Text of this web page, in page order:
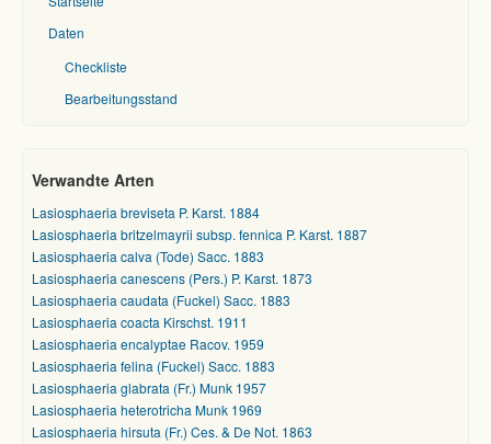
Daten
Checkliste
Bearbeitungsstand
Verwandte Arten
Lasiosphaeria breviseta P. Karst. 1884
Lasiosphaeria britzelmayrii subsp. fennica P. Karst. 1887
Lasiosphaeria calva (Tode) Sacc. 1883
Lasiosphaeria canescens (Pers.) P. Karst. 1873
Lasiosphaeria caudata (Fuckel) Sacc. 1883
Lasiosphaeria coacta Kirschst. 1911
Lasiosphaeria encalyptae Racov. 1959
Lasiosphaeria felina (Fuckel) Sacc. 1883
Lasiosphaeria glabrata (Fr.) Munk 1957
Lasiosphaeria heterotricha Munk 1969
Lasiosphaeria hirsuta (Fr.) Ces. & De Not. 1863